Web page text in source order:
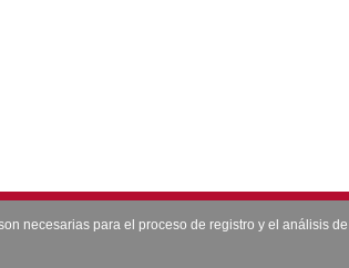
Copyright
Plaza de San Cristobal, 7 02660 Caudete (Albacete).
necesarias para el proceso de registro y el análisis